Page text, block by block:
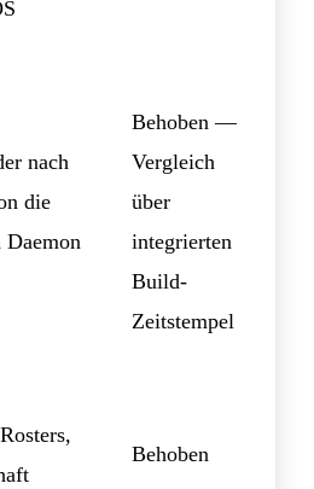
nach
die
Behoben —
Vergleich
über
integrierten
Build-
Zeitstempel
Behoben